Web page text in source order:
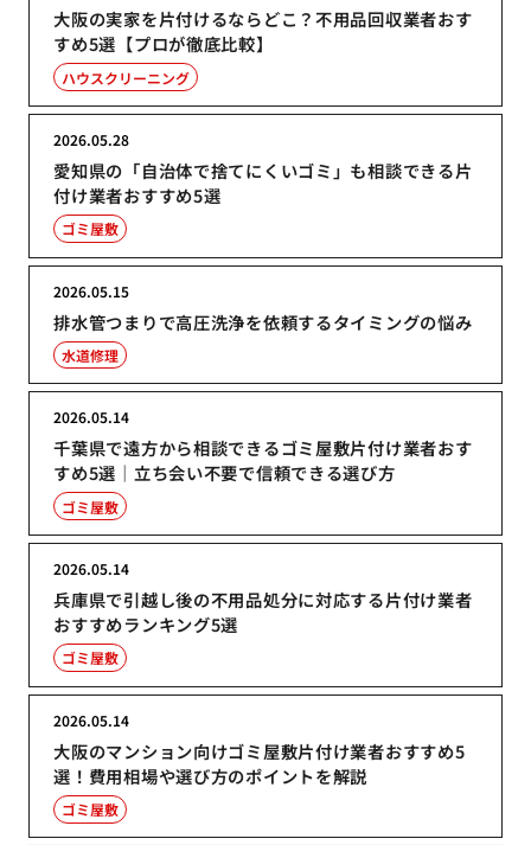
大阪の実家を片付けるならどこ？不用品回収業者おす
すめ5選【プロが徹底比較】
ハウスクリーニング
愛知県の「自治体で捨てにくいゴミ」も相談できる片
付け業者おすすめ5選
2026.05.28
ゴミ屋敷
排水管つまりで高圧洗浄を依頼するタイミングの悩み
2026.05.15
水道修理
千葉県で遠方から相談できるゴミ屋敷片付け業者おす
すめ5選｜立ち会い不要で信頼できる選び方
2026.05.14
ゴミ屋敷
兵庫県で引越し後の不用品処分に対応する片付け業者
おすすめランキング5選
2026.05.14
ゴミ屋敷
大阪のマンション向けゴミ屋敷片付け業者おすすめ5
選！費用相場や選び方のポイントを解説
2026.05.14
ゴミ屋敷